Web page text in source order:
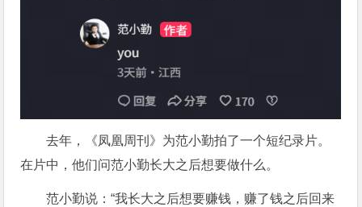
去年，《凤凰周刊》为范小勤拍了一个短纪录片。
在片中，他们问范小勤长大之后想要做什么。
范小勤说：“我长大之后想要赚钱，赚了钱之后回来